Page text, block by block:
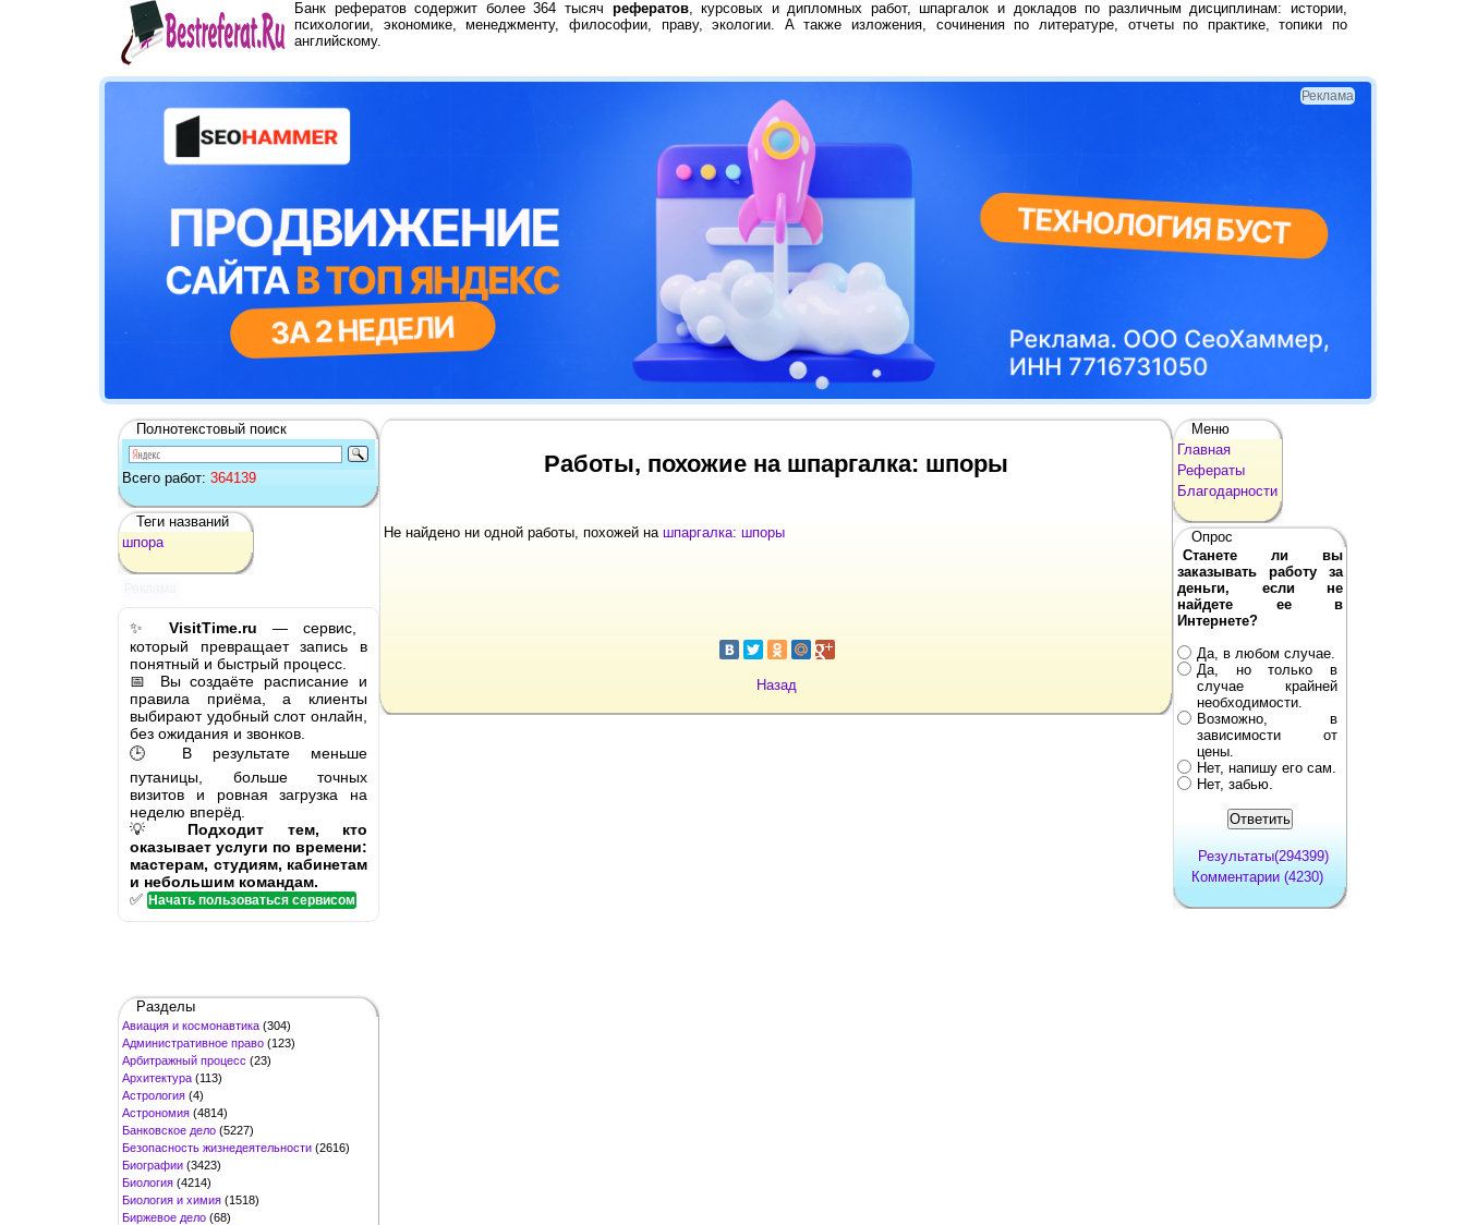
Банк рефератов содержит более 364 тысяч рефератов, курсовых и дипломных работ, шпаргалок и докладов по различным дисциплинам: истории,
психологии, экономике, менеджменту, философии, праву, экологии. А также изложения, сочинения по литературе, отчеты по практике, топики по
английскому.
Реклама
Полнотекстовый поиск
Всего работ: 364139
Теги названий
шпора
✨ VisitTime.ru — сервис,
который превращает запись в
понятный и быстрый процесс.
📅 Вы создаёте расписание и
правила приёма, а клиенты
выбирают удобный слот онлайн,
без ожидания и звонков.
🕒 В результате меньше
путаницы, больше точных
визитов и ровная загрузка на
неделю вперёд.
💡 Подходит тем, кто
оказывает услуги по времени:
мастерам, студиям, кабинетам
и небольшим командам.
✅ Начать пользоваться сервисом
Разделы
Авиация и космонавтика (304)
Административное право (123)
Арбитражный процесс (23)
Архитектура (113)
Астрология (4)
Астрономия (4814)
Банковское дело (5227)
Безопасность жизнедеятельности (2616)
Биографии (3423)
Биология (4214)
Биология и химия (1518)
Биржевое дело (68)
Работы, похожие на шпаргалка: шпоры
Не найдено ни одной работы, похожей на шпаргалка: шпоры
Назад
Меню
Главная
Рефераты
Благодарности
Опрос
Станете ли вы
заказывать работу за
деньги, если не
найдете ее в
Интернете?
Да, в любом случае.
Да, но только в
случае крайней
необходимости.
Возможно, в
зависимости от
цены.
Нет, напишу его сам.
Нет, забью.
Результаты(294399)
Комментарии (4230)